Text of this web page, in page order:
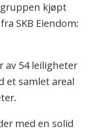
kjøpt
SKB Eiendom:
av 54 leiligheter
et samlet areal
med en solid